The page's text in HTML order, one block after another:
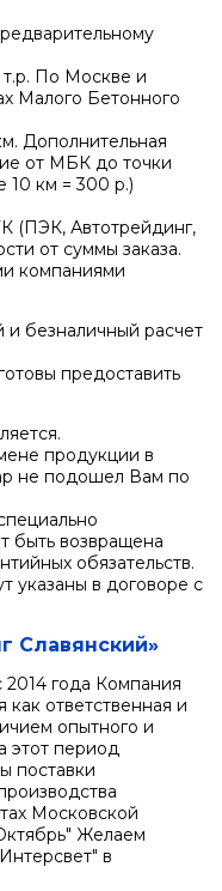
т.р. По Москве и
Малого Бетонного
Дополнительная
от МБК до точки
10 км = 300 р.)
(ПЭК, Автотрейдинг,
от суммы заказа.
компаниями
безналичный расчет
предоставить
продукции в
не подошел Вам по
быть возвращена
обязательств.
указаны в договоре с
Славянский»
года Компания
ответственная и
опытного и
этот период
поставки
Московской
Желаем
в